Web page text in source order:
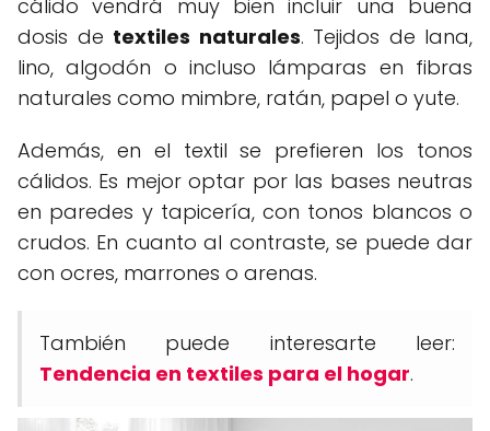
cálido vendrá muy bien incluir una buena
dosis de textiles naturales. Tejidos de lana,
lino, algodón o incluso lámparas en fibras
naturales como mimbre, ratán, papel o yute.
Además, en el textil se prefieren los tonos
cálidos. Es mejor optar por las bases neutras
en paredes y tapicería, con tonos blancos o
crudos. En cuanto al contraste, se puede dar
con ocres, marrones o arenas.
También puede interesarte leer:
Tendencia en textiles para el hogar.